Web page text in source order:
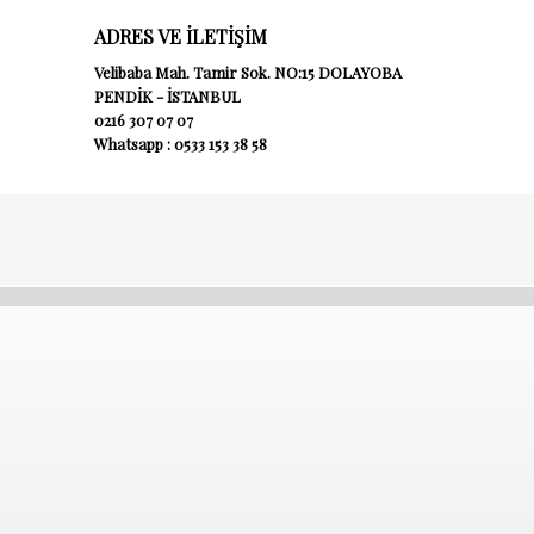
ADRES VE İLETİŞİM
Velibaba Mah. Tamir Sok. NO:15 DOLAYOBA
PENDİK - İSTANBUL
0216 307 07 07
Whatsapp : 0533 153 38 58